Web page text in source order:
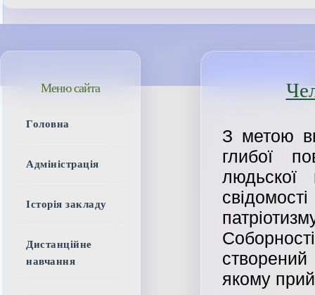
З метою
глибої
людьскої
якому
Меню сайта
Головна
Адміністрація
Історія закладу
Дистанційне
навчання